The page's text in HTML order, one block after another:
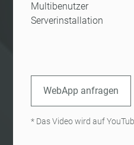
Multibenutzer
Serverinstallation
WebApp anfragen
* Das Video wird auf